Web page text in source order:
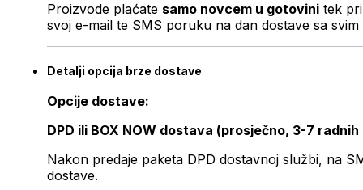
Proizvode plaćate samo novcem u gotovini tek
svoj e-mail te SMS poruku na dan dostave sa svim
Detalji opcija brze dostave
Opcije dostave:
DPD ili BOX NOW dostava (prosječno, 3-7 radnih
Nakon predaje paketa DPD dostavnoj službi, na
dostave.